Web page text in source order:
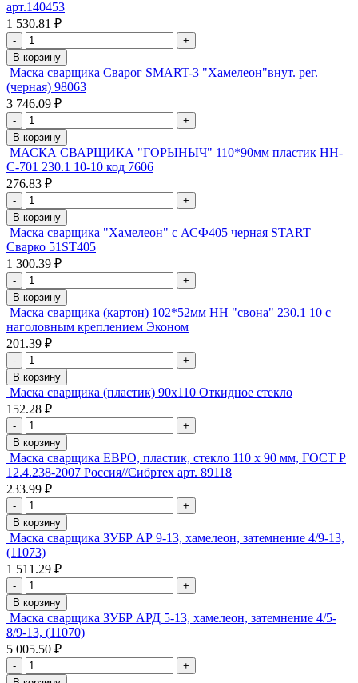
арт.140453
1 530.81 ₽
-
+
В корзину
Маска сварщика Сварог SMART-3 "Хамелеон"внут. рег.
(черная) 98063
3 746.09 ₽
-
+
В корзину
МАСКА СВАРЩИКА "ГОРЫНЫЧ" 110*90мм пластик НН-
С-701 230.1 10-10 код 7606
276.83 ₽
-
+
В корзину
Маска сварщика "Хамелеон" с АСФ405 черная START
Сварко 51ST405
1 300.39 ₽
-
+
В корзину
Маска сварщика (картон) 102*52мм НН "свона" 230.1 10 с
наголовным креплением Эконом
201.39 ₽
-
+
В корзину
Маска сварщика (пластик) 90х110 Откидное стекло
152.28 ₽
-
+
В корзину
Маска сварщика ЕВРО, пластик, стекло 110 х 90 мм, ГОСТ Р
12.4.238-2007 Россия//Сибртех арт. 89118
233.99 ₽
-
+
В корзину
Маска сварщика ЗУБР АР 9-13, хамелеон, затемнение 4/9-13,
(11073)
1 511.29 ₽
-
+
В корзину
Маска сварщика ЗУБР АРД 5-13, хамелеон, затемнение 4/5-
8/9-13, (11070)
5 005.50 ₽
-
+